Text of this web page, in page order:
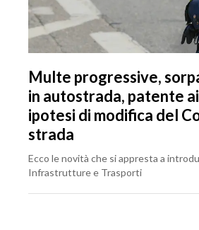
Multe progressive,
in autostrada, patente
ipotesi di modifica del
strada
Ecco le novità che si appresta a
Infrastrutture e Trasporti